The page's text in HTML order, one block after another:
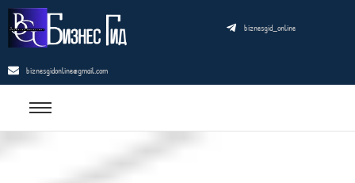
biznesgid_online
biznesgidonline@gmail.com